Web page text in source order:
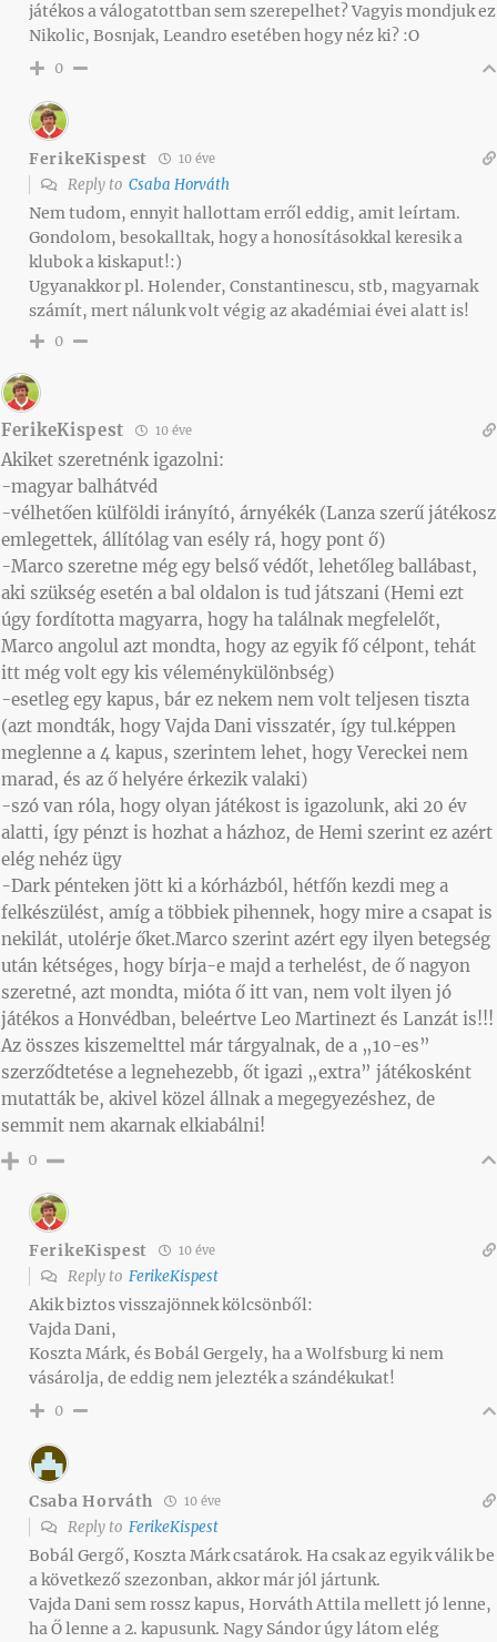
játékos a válogatottban sem szerepelhet? Vagyis mondjuk ez
Nikolic, Bosnjak, Leandro esetében hogy néz ki? :O
0
FerikeKispest 10 éve
Reply to Csaba Horváth
Nem tudom, ennyit hallottam erről eddig, amit leírtam.
Gondolom, besokalltak, hogy a honosításokkal keresik a
klubok a kiskaput!:)
Ugyanakkor pl. Holender, Constantinescu, stb, magyarnak
számít, mert nálunk volt végig az akadémiai évei alatt is!
0
FerikeKispest 10 éve
Akiket szeretnénk igazolni:
-magyar balhátvéd
-vélhetően külföldi irányító, árnyékék (Lanza szerű játékosz
emlegettek, állítólag van esély rá, hogy pont ő)
-Marco szeretne még egy belső védőt, lehetőleg ballábast,
aki szükség esetén a bal oldalon is tud játszani (Hemi ezt
úgy fordította magyarra, hogy ha találnak megfelelőt,
Marco angolul azt mondta, hogy az egyik fő célpont, tehát
itt még volt egy kis véleménykülönbség)
-esetleg egy kapus, bár ez nekem nem volt teljesen tiszta
(azt mondták, hogy Vajda Dani visszatér, így tul.képpen
meglenne a 4 kapus, szerintem lehet, hogy Vereckei nem
marad, és az ő helyére érkezik valaki)
-szó van róla, hogy olyan játékost is igazolunk, aki 20 év
alatti, így pénzt is hozhat a házhoz, de Hemi szerint ez azért
elég nehéz ügy
-Dark pénteken jött ki a kórházból, hétfőn kezdi meg a
felkészülést, amíg a többiek pihennek, hogy mire a csapat is
nekilát, utolérje őket.Marco szerint azért egy ilyen betegség
után kétséges, hogy bírja-e majd a terhelést, de ő nagyon
szeretné, azt mondta, mióta ő itt van, nem volt ilyen jó
játékos a Honvédban, beleértve Leo Martinezt és Lanzát is!!!
Az összes kiszemelttel már tárgyalnak, de a „10-es”
szerződtetése a legnehezebb, őt igazi „extra” játékosként
mutatták be, akivel közel állnak a megegyezéshez, de
semmit nem akarnak elkiabálni!
0
FerikeKispest 10 éve
Reply to FerikeKispest
Akik biztos visszajönnek kölcsönből:
Vajda Dani,
Koszta Márk, és Bobál Gergely, ha a Wolfsburg ki nem
vásárolja, de eddig nem jelezték a szándékukat!
0
Csaba Horváth 10 éve
Reply to FerikeKispest
Bobál Gergő, Koszta Márk csatárok. Ha csak az egyik válik be
a következő szezonban, akkor már jól jártunk.
Vajda Dani sem rossz kapus, Horváth Attila mellett jó lenne,
ha Ő lenne a 2. kapusunk. Nagy Sándor úgy látom elég